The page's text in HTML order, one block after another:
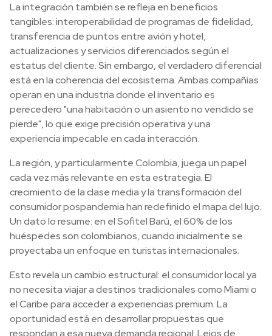
La integración también se refleja en beneficios
tangibles: interoperabilidad de programas de fidelidad,
transferencia de puntos entre avión y hotel,
actualizaciones y servicios diferenciados según el
estatus del cliente. Sin embargo, el verdadero diferencial
está en la coherencia del ecosistema. Ambas compañías
operan en una industria donde el inventario es
perecedero "una habitación o un asiento no vendido se
pierde", lo que exige precisión operativa y una
experiencia impecable en cada interacción.
La región, y particularmente Colombia, juega un papel
cada vez más relevante en esta estrategia. El
crecimiento de la clase media y la transformación del
consumidor pospandemia han redefinido el mapa del lujo.
Un dato lo resume: en el Sofitel Barú, el 60% de los
huéspedes son colombianos, cuando inicialmente se
proyectaba un enfoque en turistas internacionales.
Esto revela un cambio estructural: el consumidor local ya
no necesita viajar a destinos tradicionales como Miami o
el Caribe para acceder a experiencias premium. La
oportunidad está en desarrollar propuestas que
respondan a esa nueva demanda regional. Lejos de